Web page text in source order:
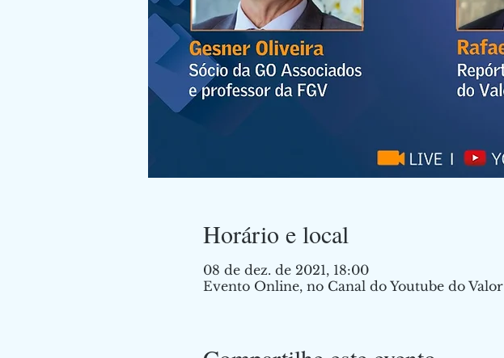
Horário e local
08 de dez. de 2021, 18:00
Evento Online, no Canal do Youtube do Valor